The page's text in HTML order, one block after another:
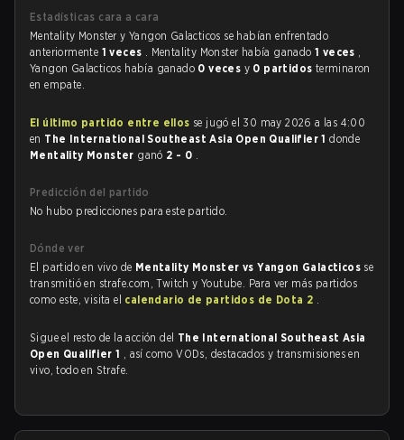
Estadísticas cara a cara
Mentality Monster y Yangon Galacticos se habían enfrentado
anteriormente 1 veces . Mentality Monster había ganado1 veces ,
Yangon Galacticos había ganado 0 veces y 0 partidos terminaron
en empate.
El último partido entre ellos se jugó el 30 may 2026 a las 4:00
en The International Southeast Asia Open Qualifier 1donde
Mentality Monster ganó 2 - 0 .
Predicción del partido
No hubo predicciones para este partido.
Dónde ver
El partido en vivo de Mentality Monster vs Yangon Galacticos se
transmitió en strafe.com, Twitch y Youtube. Para ver más partidos
como este, visita el calendario de partidos de Dota 2 .
Sigue el resto de la acción del The International Southeast Asia
Open Qualifier 1 , así como VODs, destacados y transmisiones en
vivo, todo en Strafe.